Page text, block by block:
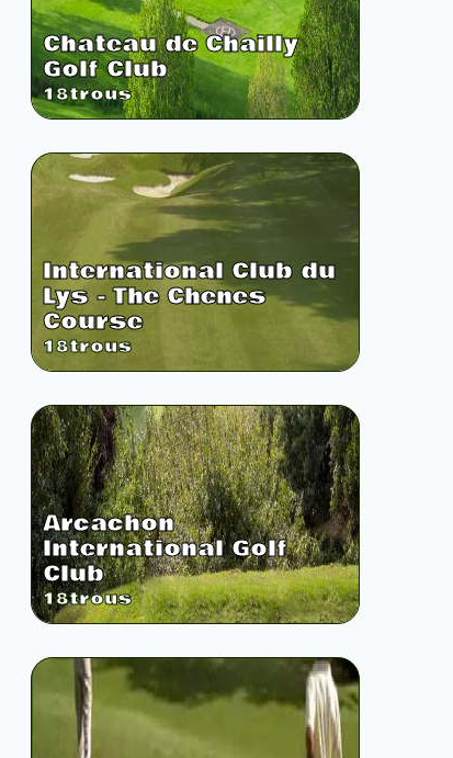
Chateau de Chailly
Golf Club
18trous
International Club du
Lys - The Chenes
Course
18trous
Arcachon
International Golf
Club
18trous